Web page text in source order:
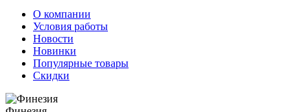
О компании
Условия работы
Новости
Новинки
Популярные товары
Скидки